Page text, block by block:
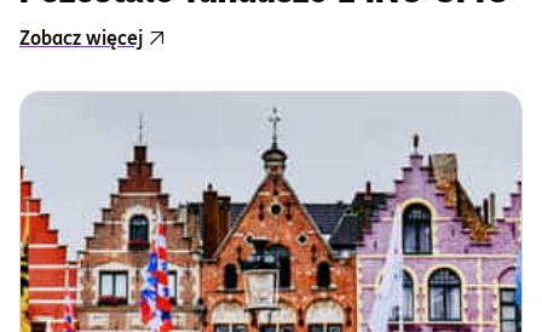
Zobacz więcej